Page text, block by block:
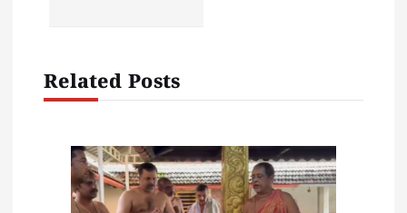
Related Posts